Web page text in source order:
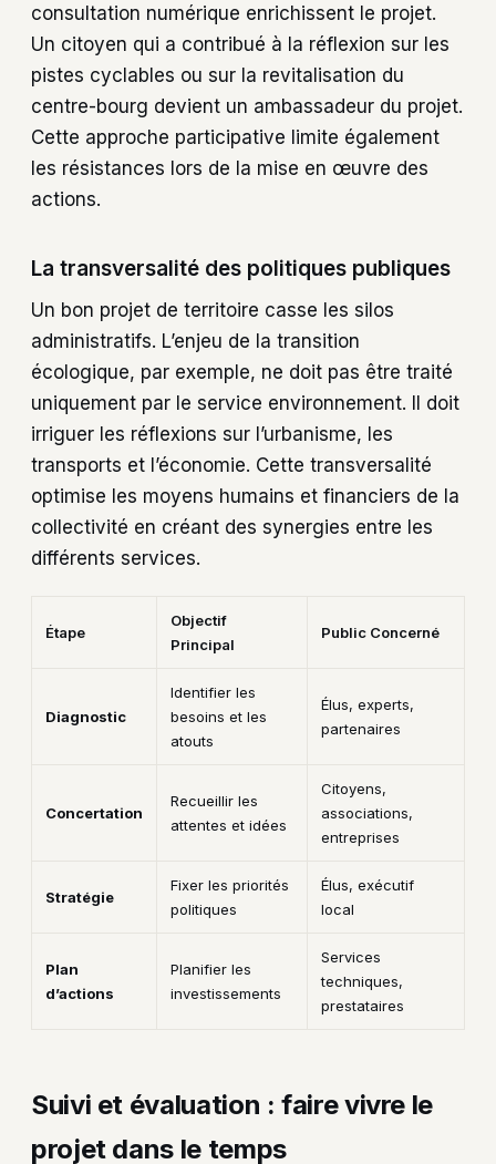
consultation numérique enrichissent le projet.
Un citoyen qui a contribué à la réflexion sur les
pistes cyclables ou sur la revitalisation du
centre-bourg devient un ambassadeur du projet.
Cette approche participative limite également
les résistances lors de la mise en œuvre des
actions.
La transversalité des politiques publiques
Un bon projet de territoire casse les silos
administratifs. L’enjeu de la transition
écologique, par exemple, ne doit pas être traité
uniquement par le service environnement. Il doit
irriguer les réflexions sur l’urbanisme, les
transports et l’économie. Cette transversalité
optimise les moyens humains et financiers de la
collectivité en créant des synergies entre les
différents services.
Étape
Objectif
Principal
Public Concerné
Diagnostic
Identifier les
besoins et les
atouts
Élus, experts,
partenaires
Concertation
Recueillir les
attentes et idées
Citoyens,
associations,
entreprises
Stratégie
Fixer les priorités
politiques
Élus, exécutif
local
Plan
d’actions
Planifier les
investissements
Services
techniques,
prestataires
Suivi et évaluation : faire vivre le
projet dans le temps